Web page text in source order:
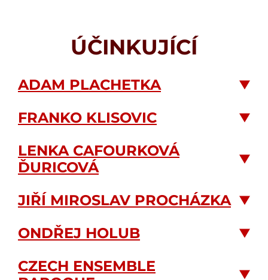
ÚČINKUJÍCÍ
ADAM PLACHETKA
FRANKO KLISOVIC
LENKA CAFOURKOVÁ
ĎURICOVÁ
JIŘÍ MIROSLAV PROCHÁZKA
ONDŘEJ HOLUB
CZECH ENSEMBLE